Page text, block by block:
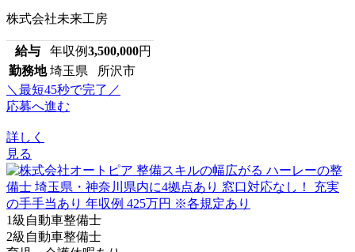
株式会社未来工房
給与 年収例3,500,000円
勤務地 埼玉県 所沢市
＼最短45秒で完了／
応募へ進む
詳しく
見る
1級自動車整備士
2級自動車整備士